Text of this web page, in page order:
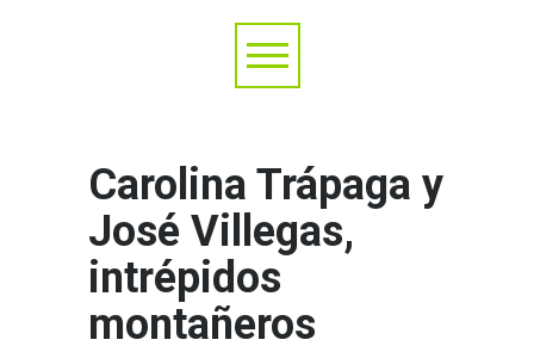
Carolina Trápaga y
José Villegas,
intrépidos
montañeros